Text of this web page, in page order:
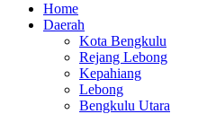
Home
Daerah
Kota Bengkulu
Rejang Lebong
Kepahiang
Lebong
Bengkulu Utara